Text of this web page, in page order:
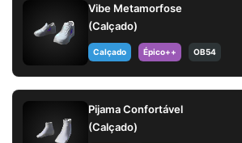
Vibe Metamorfose
(Calçado)
Calçado Épico++ OB54
Pijama Confortável
(Calçado)